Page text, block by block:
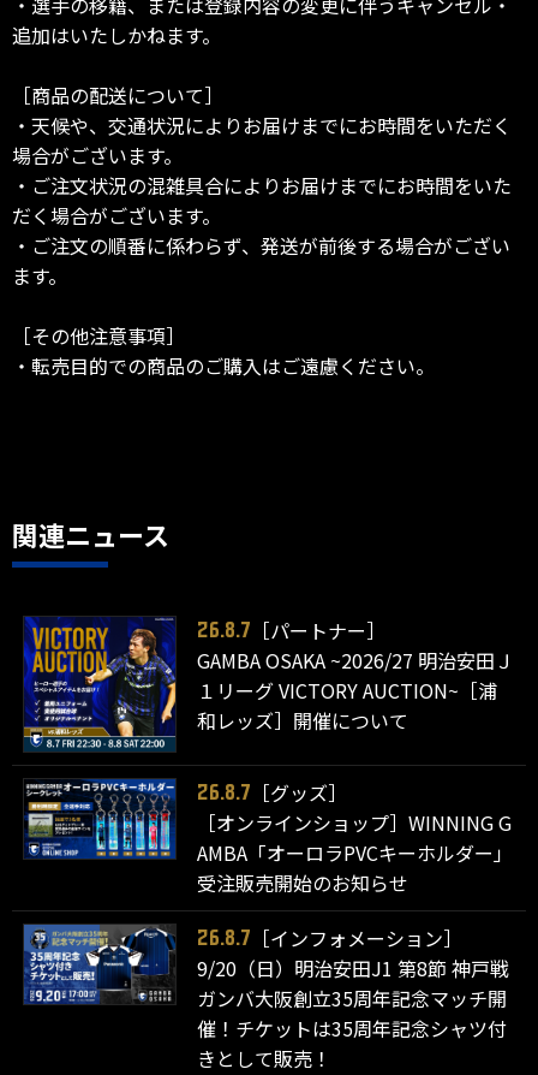
追加はいたしかねます。
［商品の配送について］
・天候や、交通状況によりお届けまでにお時間をいただく
場合がございます。
・ご注文状況の混雑具合によりお届けまでにお時間をいた
だく場合がございます。
・ご注文の順番に係わらず、発送が前後する場合がござい
ます。
［その他注意事項］
・転売目的での商品のご購入はご遠慮ください。
関連ニュース
26.8.7
［パートナー］
GAMBA OSAKA ~2026/27 明治安田Ｊ
１リーグ VICTORY AUCTION~［浦
和レッズ］開催について
26.8.7
［グッズ］
［オンラインショップ］WINNING G
AMBA「オーロラPVCキーホルダー」
受注販売開始のお知らせ
26.8.7
［インフォメーション］
9/20（日）明治安田J1 第8節 神戸戦
ガンバ大阪創立35周年記念マッチ開
催！チケットは35周年記念シャツ付
きとして販売！